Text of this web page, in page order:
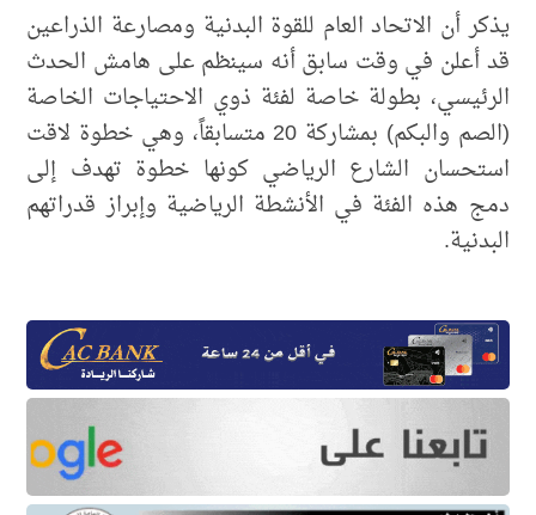
يذكر أن الاتحاد العام للقوة البدنية ومصارعة الذراعين
قد أعلن في وقت سابق أنه سينظم على هامش الحدث
الرئيسي، بطولة خاصة لفئة ذوي الاحتياجات الخاصة
(الصم والبكم) بمشاركة 20 متسابقاً، وهي خطوة لاقت
استحسان الشارع الرياضي كونها خطوة تهدف إلى
دمج هذه الفئة في الأنشطة الرياضية وإبراز قدراتهم
البدنية.